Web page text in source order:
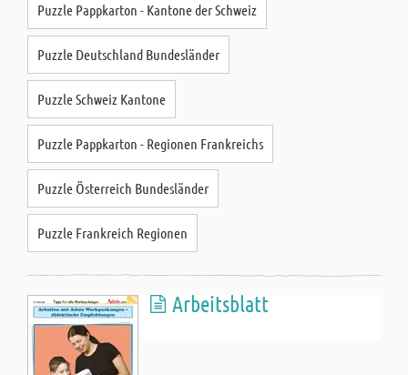
Puzzle Pappkarton - Kantone der Schweiz
Puzzle Deutschland Bundesländer
Puzzle Schweiz Kantone
Puzzle Pappkarton - Regionen Frankreichs
Puzzle Österreich Bundesländer
Puzzle Frankreich Regionen
Arbeitsblatt